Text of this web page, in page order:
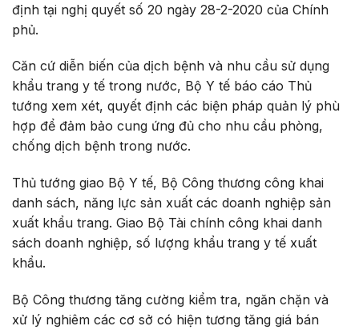
định tại nghị quyết số 20 ngày 28-2-2020 của Chính
phủ.
Căn cứ diễn biến của dịch bệnh và nhu cầu sử dụng
khẩu trang y tế trong nước, Bộ Y tế báo cáo Thủ
tướng xem xét, quyết định các biện pháp quản lý phù
hợp để đảm bảo cung ứng đủ cho nhu cầu phòng,
chống dịch bệnh trong nước.
Thủ tướng giao Bộ Y tế, Bộ Công thương công khai
danh sách, năng lực sản xuất các doanh nghiệp sản
xuất khẩu trang. Giao Bộ Tài chính công khai danh
sách doanh nghiệp, số lượng khẩu trang y tế xuất
khẩu.
Bộ Công thương tăng cường kiểm tra, ngăn chặn và
xử lý nghiêm các cơ sở có hiện tương tăng giá bán